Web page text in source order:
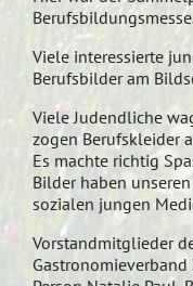
Viele interessierte
Berufsbilder am
Viele Judendliche
zogen Berufskleider
Es machte richtig
Bilder haben
sozialen jungen
Vorstandmitglieder